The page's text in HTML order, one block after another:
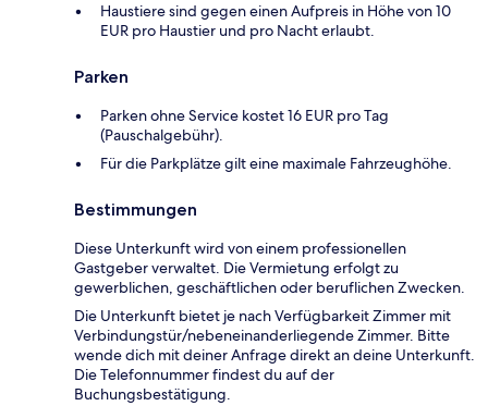
Haustiere sind gegen einen Aufpreis in Höhe von 10
EUR pro Haustier und pro Nacht erlaubt.
Parken
Parken ohne Service kostet 16 EUR pro Tag
(Pauschalgebühr).
Für die Parkplätze gilt eine maximale Fahrzeughöhe.
Bestimmungen
Diese Unterkunft wird von einem professionellen
Gastgeber verwaltet. Die Vermietung erfolgt zu
gewerblichen, geschäftlichen oder beruflichen Zwecken.
Die Unterkunft bietet je nach Verfügbarkeit Zimmer mit
Verbindungstür/nebeneinanderliegende Zimmer. Bitte
wende dich mit deiner Anfrage direkt an deine Unterkunft.
Die Telefonnummer findest du auf der
Buchungsbestätigung.